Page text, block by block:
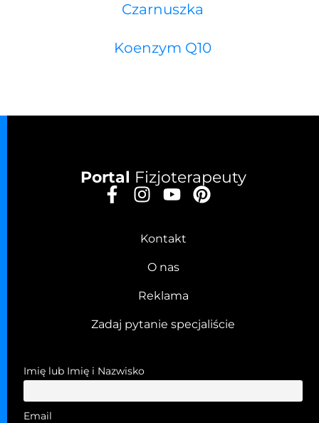
Czarnuszka
Koenzym Q10
Portal Fizjoterapeuty
Kontakt
O nas
Reklama
Zadaj pytanie specjaliście
Imię lub Imię i Nazwisko
Email